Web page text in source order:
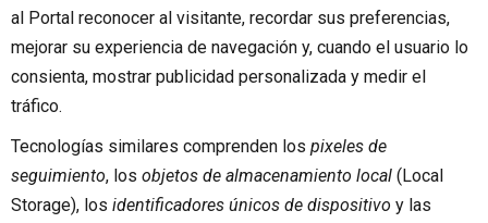
al Portal reconocer al visitante, recordar sus preferencias,
mejorar su experiencia de navegación y, cuando el usuario lo
consienta, mostrar publicidad personalizada y medir el
tráfico.
Tecnologías similares comprenden los pixeles de
seguimiento, los objetos de almacenamiento local (Local
Storage), los identificadores únicos de dispositivo y las